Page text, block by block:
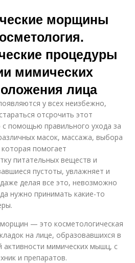
морщины
процедуры
мимических
лица
у всех неизбежно,
отсрочить этот
помощью правильного ухода за
масок, массажа, выбора
помогает
питательных веществ и
пустоты, увлажняет и
делая все это, невозможно
нужно принимать какие-то
— это косметологическая
на лице, образовавшихся в
активности мимических мышц, с
и препаратов.